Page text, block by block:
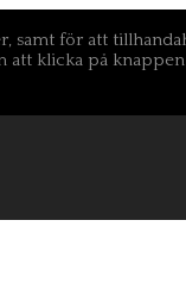
samt för att
klicka på